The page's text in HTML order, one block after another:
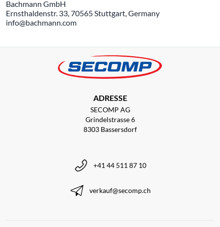
Bachmann GmbH
Ernsthaldenstr. 33, 70565 Stuttgart, Germany
info@bachmann.com
ADRESSE
SECOMP AG
Grindelstrasse 6
8303 Bassersdorf
+41 44 511 87 10
verkauf@secomp.ch